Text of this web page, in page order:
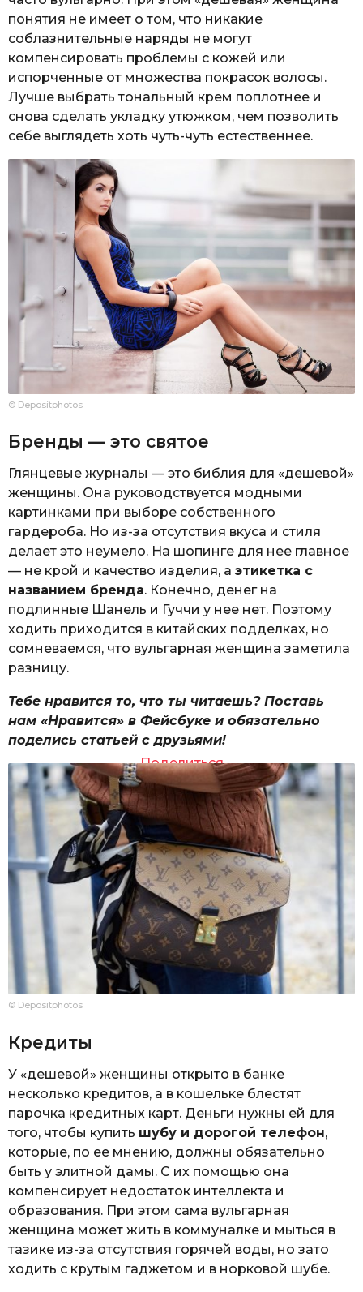
понятия не имеет о том, что никакие
соблазнительные наряды не могут
компенсировать проблемы с кожей или
испорченные от множества покрасок волосы.
Лучше выбрать тональный крем поплотнее и
снова сделать укладку утюжком, чем позволить
себе выглядеть хоть чуть-чуть естественнее.
© Depositphotos
Бренды — это святое
Глянцевые журналы — это библия для «дешевой»
женщины. Она руководствуется модными
картинками при выборе собственного
гардероба. Но из-за отсутствия вкуса и стиля
делает это неумело. На шопинге для нее главное
— не крой и качество изделия, а этикетка с
названием бренда. Конечно, денег на
подлинные Шанель и Гуччи у нее нет. Поэтому
ходить приходится в китайских подделках, но
сомневаемся, что вульгарная женщина заметила
разницу.
Тебе нравится то, что ты читаешь? Поставь
нам «Нравится» в Фейсбуке и обязательно
поделись статьей с друзьями!
Поделиться
© Depositphotos
Кредиты
У «дешевой» женщины открыто в банке
несколько кредитов, а в кошельке блестят
парочка кредитных карт. Деньги нужны ей для
того, чтобы купить шубу и дорогой телефон,
которые, по ее мнению, должны обязательно
быть у элитной дамы. С их помощью она
компенсирует недостаток интеллекта и
образования. При этом сама вульгарная
женщина может жить в коммуналке и мыться в
тазике из-за отсутствия горячей воды, но зато
ходить с крутым гаджетом и в норковой шубе.